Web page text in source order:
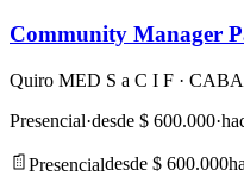
Community Manager
Quiro MED S a C I F · CABA
Presencial·desde $ 600.000·
Presencialdesde $ 600.000